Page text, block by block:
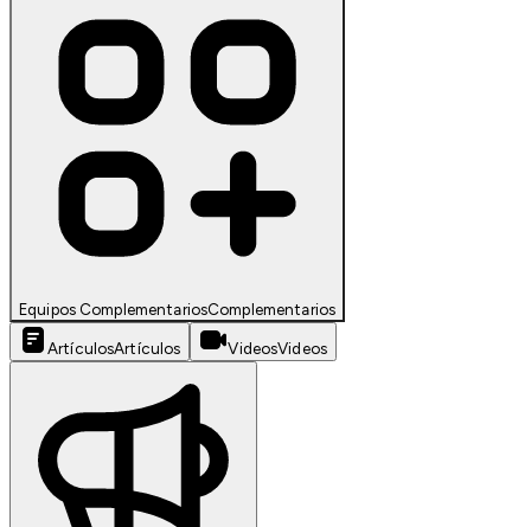
Equipos ComplementariosComplementarios
ArtículosArtículos VideosVideos